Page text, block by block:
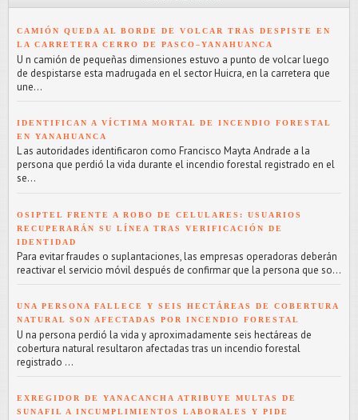
CAMIÓN QUEDA AL BORDE DE VOLCAR TRAS DESPISTE EN
LA CARRETERA CERRO DE PASCO–YANAHUANCA
U n camión de pequeñas dimensiones estuvo a punto de volcar luego
de despistarse esta madrugada en el sector Huicra, en la carretera que
une...
IDENTIFICAN A VÍCTIMA MORTAL DE INCENDIO FORESTAL
EN YANAHUANCA
L as autoridades identificaron como Francisco Mayta Andrade a la
persona que perdió la vida durante el incendio forestal registrado en el
se...
OSIPTEL FRENTE A ROBO DE CELULARES: USUARIOS
RECUPERARÁN SU LÍNEA TRAS VERIFICACIÓN DE
IDENTIDAD
Para evitar fraudes o suplantaciones, las empresas operadoras deberán
reactivar el servicio móvil después de confirmar que la persona que so...
UNA PERSONA FALLECE Y SEIS HECTÁREAS DE COBERTURA
NATURAL SON AFECTADAS POR INCENDIO FORESTAL
U na persona perdió la vida y aproximadamente seis hectáreas de
cobertura natural resultaron afectadas tras un incendio forestal
registrado ...
EXREGIDOR DE YANACANCHA ATRIBUYE MULTAS DE
SUNAFIL A INCUMPLIMIENTOS LABORALES Y PIDE